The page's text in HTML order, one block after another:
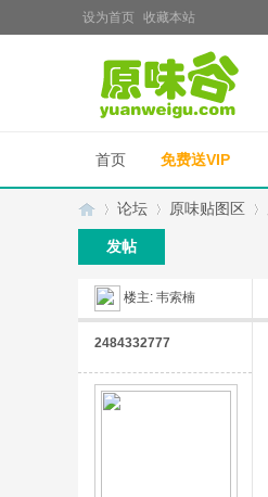
设为首页 收藏本站
首页 免费送VIP
»
论坛
›
原味贴图区
发帖
楼主: 韦索楠
2484332777